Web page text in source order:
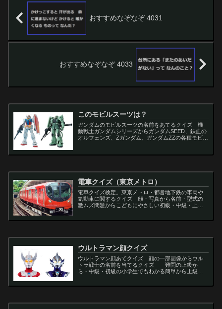
おすすめなぞなぞ 4031
おすすめなぞなぞ 4033
このモビルスーツは？
ガンダムのモビルスーツの名前をあてるクイズ 機
動戦士ガンダムシリーズからガンダムSEED、鉄血の
オルフェンズ、Zガンダム、ガンダムZZの各種モビル
電車クイズ（東京メトロ）
電車クイズ検定。東京メトロ・都営地下鉄の車両や
気動車に関するクイズ 顔・写真から名前・型式の
激ムズ問題からこどもにやさしい初級・中級・上級
ウルトラマン顔クイズ
ウルトラマン顔あてクイズ 顔の一部画像からウル
トラ戦士の名前を当てるクイズ 難問の上級か
ら・中級・初級の小学生でもわかる簡単から上級者